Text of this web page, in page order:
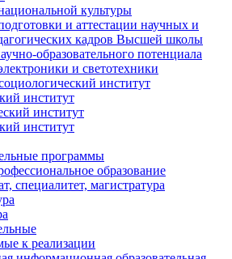
культуры
и аттестации научных и
кадров Высшей школы
образовательного потенциала
и светотехники
институт
институт
институт
институт
программы
образование
специалитет, магистратура
к реализации